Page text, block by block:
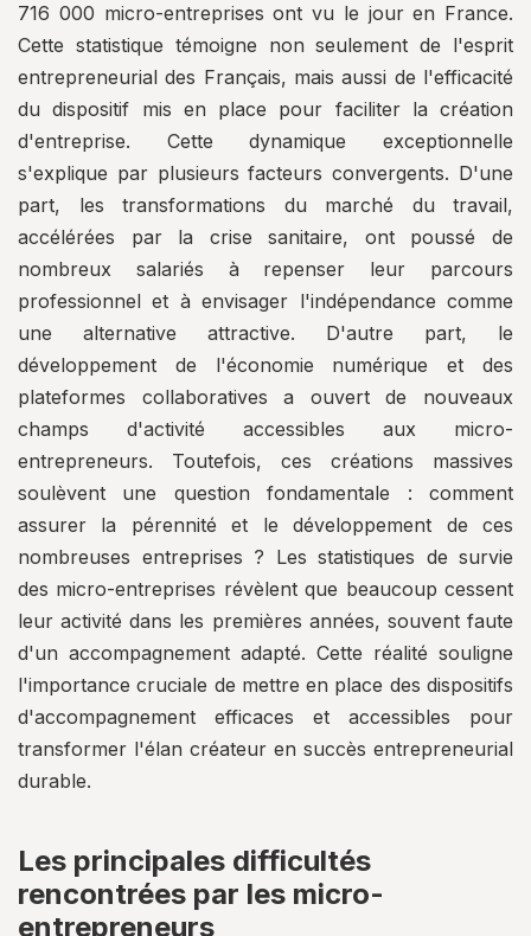
716 000 micro-entreprises ont vu le jour en France.
Cette statistique témoigne non seulement de l'esprit
entrepreneurial des Français, mais aussi de l'efficacité
du dispositif mis en place pour faciliter la création
d'entreprise. Cette dynamique exceptionnelle
s'explique par plusieurs facteurs convergents. D'une
part, les transformations du marché du travail,
accélérées par la crise sanitaire, ont poussé de
nombreux salariés à repenser leur parcours
professionnel et à envisager l'indépendance comme
une alternative attractive. D'autre part, le
développement de l'économie numérique et des
plateformes collaboratives a ouvert de nouveaux
champs d'activité accessibles aux micro-
entrepreneurs. Toutefois, ces créations massives
soulèvent une question fondamentale : comment
assurer la pérennité et le développement de ces
nombreuses entreprises ? Les statistiques de survie
des micro-entreprises révèlent que beaucoup cessent
leur activité dans les premières années, souvent faute
d'un accompagnement adapté. Cette réalité souligne
l'importance cruciale de mettre en place des dispositifs
d'accompagnement efficaces et accessibles pour
transformer l'élan créateur en succès entrepreneurial
durable.
Les principales difficultés
rencontrées par les micro-
entrepreneurs